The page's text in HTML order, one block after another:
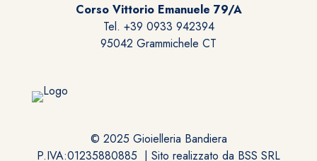
Corso Vittorio Emanuele 79/A
Tel. +39 0933 942394
95042 Grammichele CT
© 2025 Gioielleria Bandiera
P.IVA:01235880885 | Sito realizzato da BSS SRL